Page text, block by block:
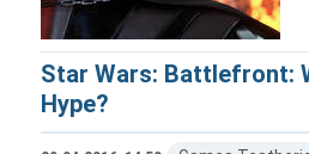
Star Wars: Battlefront:
Hype?